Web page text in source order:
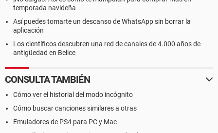
temporada navideña
Así puedes tomarte un descanso de WhatsApp sin borrar la
aplicación
Los científicos descubren una red de canales de 4.000 años de
antigüedad en Belice
CONSULTA TAMBIÉN
Cómo ver el historial del modo incógnito
Cómo buscar canciones similares a otras
Emuladores de PS4 para PC y Mac